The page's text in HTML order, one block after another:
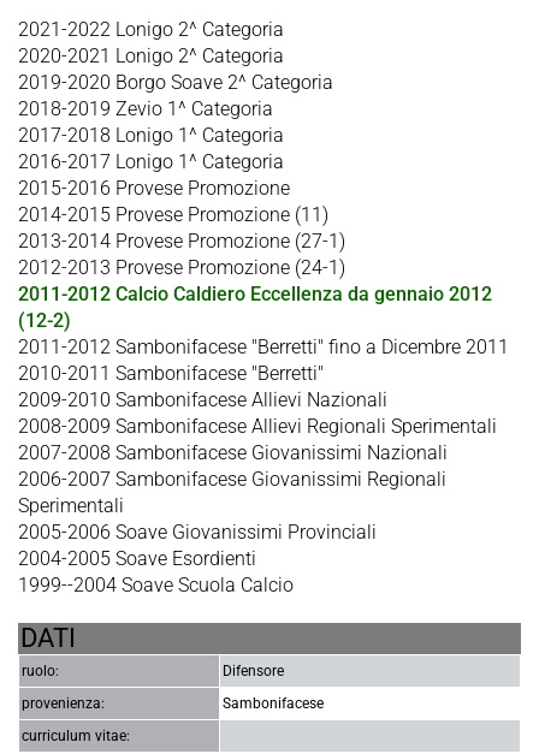
2021-2022 Lonigo 2^ Categoria
2020-2021 Lonigo 2^ Categoria
2019-2020 Borgo Soave 2^ Categoria
2018-2019 Zevio 1^ Categoria
2017-2018 Lonigo 1^ Categoria
2016-2017 Lonigo 1^ Categoria
2015-2016 Provese Promozione
2014-2015 Provese Promozione (11)
2013-2014 Provese Promozione (27-1)
2012-2013 Provese Promozione (24-1)
2011-2012 Calcio Caldiero Eccellenza da gennaio 2012
(12-2)
2011-2012 Sambonifacese "Berretti" fino a Dicembre 2011
2010-2011 Sambonifacese "Berretti"
2009-2010 Sambonifacese Allievi Nazionali
2008-2009 Sambonifacese Allievi Regionali Sperimentali
2007-2008 Sambonifacese Giovanissimi Nazionali
2006-2007 Sambonifacese Giovanissimi Regionali
Sperimentali
2005-2006 Soave Giovanissimi Provinciali
2004-2005 Soave Esordienti
1999--2004 Soave Scuola Calcio
DATI
ruolo:
Difensore
provenienza:
Sambonifacese
curriculum vitae: